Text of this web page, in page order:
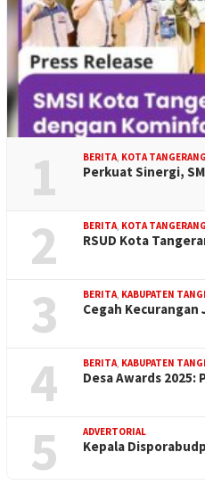
1 BERITA KOTA TANGERANG
Perkuat Sinergi,
2 BERITA KOTA TANGERANG
RSUD Kota
3 BERITA KABUPATEN
Cegah
4 BERITA KABUPATEN
Desa Awards
5 ADVERTORIAL
Kepala